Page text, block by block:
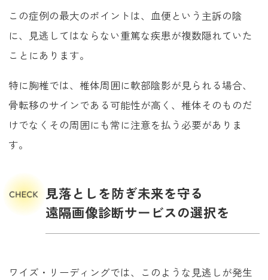
この症例の最大のポイントは、血便という主訴の陰
に、見逃してはならない重篤な疾患が複数隠れていた
ことにあります。
特に胸椎では、椎体周囲に軟部陰影が見られる場合、
骨転移のサインである可能性が高く、椎体そのものだ
けでなくその周囲にも常に注意を払う必要がありま
す。
見落としを防ぎ未来を守る
遠隔画像診断サービスの選択を
ワイズ・リーディングでは、このような見逃しが発生